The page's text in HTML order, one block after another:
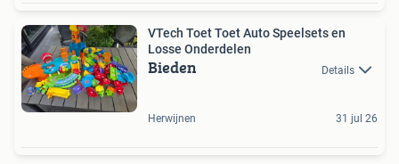
VTech Toet Toet Auto Speelsets en
Losse Onderdelen
Bieden Details
Herwijnen 31 jul 26